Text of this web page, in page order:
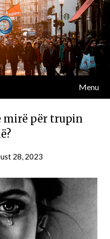
Menu
mirë për trupin
28, 2023